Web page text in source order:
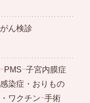
がん検診
ｰPMSｰ子宮内膜症
染症・おりもの
ワクチンｰ手術